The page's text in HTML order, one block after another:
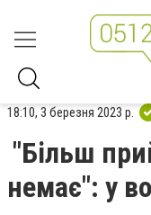
18:10, 3 березня 2023 р.
"Більш
немає": у